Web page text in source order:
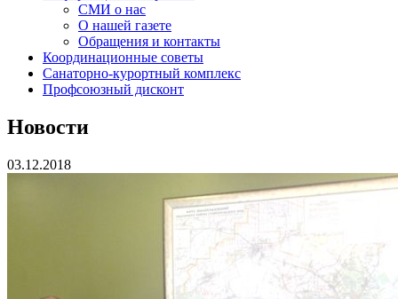
СМИ о нас
О нашей газете
Обращения и контакты
Координационные советы
Санаторно-курортный комплекс
Профсоюзный дисконт
Новости
03.12.2018